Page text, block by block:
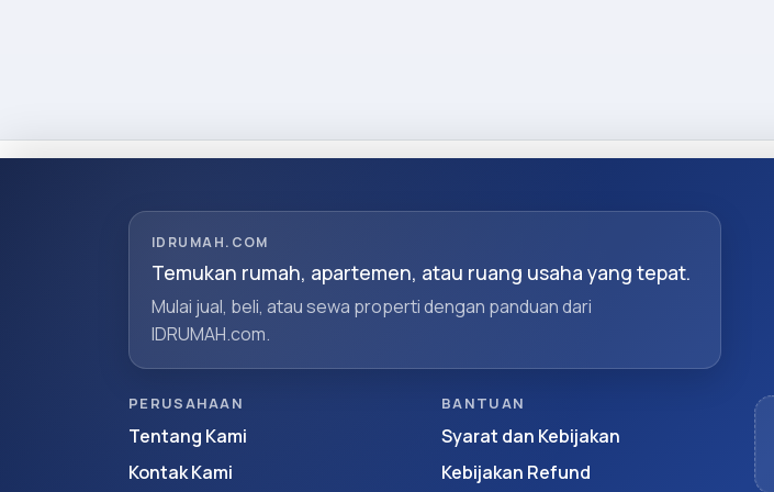
IDRUMAH.COM
Temukan rumah, apartemen, atau ruang usaha yang tepat.
Mulai jual, beli, atau sewa properti dengan panduan dari
IDRUMAH.com.
PERUSAHAAN
Tentang Kami
Kontak Kami
BANTUAN
Syarat dan Kebijakan
Kebijakan Refund